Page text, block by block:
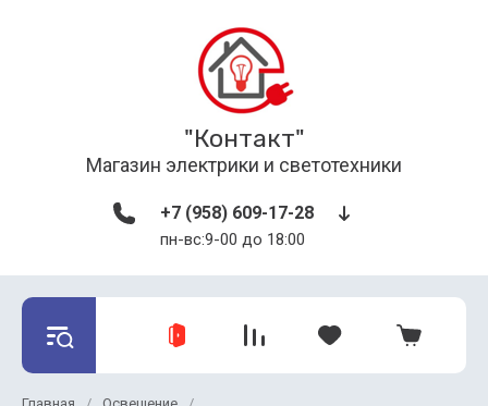
"Контакт"
Магазин электрики и светотехники
+7 (958) 609-17-28
пн-вс:9-00 до 18:00